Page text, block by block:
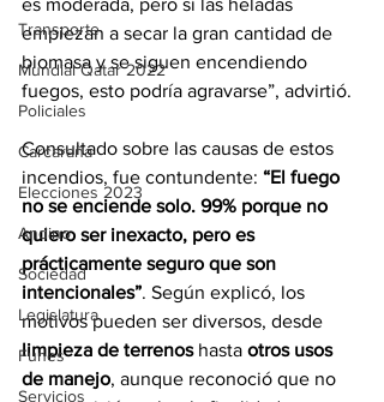
Transporte
Mundial Qatar 2022
Policiales
Carcarañá
Elecciones 2023
Andino
Sociedad
Legislatura
Funes
Servicios
es moderada, pero si las heladas
empiezan a secar la gran cantidad de
biomasa y se siguen encendiendo
fuegos, esto podría agravarse”, advirtió.
Consultado sobre las causas de estos
incendios, fue contundente: “El fuego
no se enciende solo. 99% porque no
quiero ser inexacto, pero es
prácticamente seguro que son
intencionales”. Según explicó, los
motivos pueden ser diversos, desde
limpieza de terrenos hasta otros usos
de manejo, aunque reconoció que no